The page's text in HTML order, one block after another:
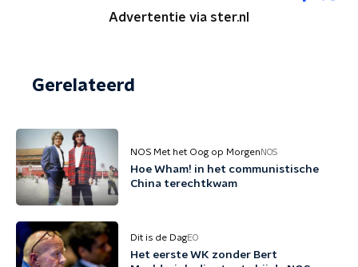
Advertentie via ster.nl
Gerelateerd
NOS Met het Oog op Morgen NOS
Hoe Wham! in het communistische
China terechtkwam
Dit is de DagEO
Het eerste WK zonder Bert